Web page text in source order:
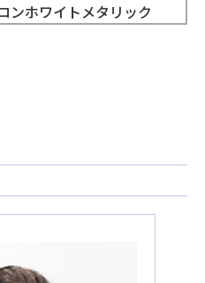
ンホワイトメタリック